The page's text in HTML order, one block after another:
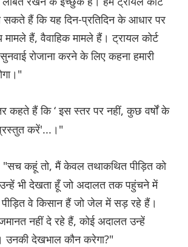
सकते हैं कि यह दिन-प्रतिदिन के आधार पर
हैं, वैवाहिक मामले हैं। ट्रायल कोर्ट
रोजाना करने के लिए कहना हमारी
कहते हैं कि ‘ इस स्तर पर नहीं, कुछ वर्षों के
करें'...।"
"सच कहूं तो, मैं केवल तथाकथित पीड़ित को
भी देखता हूँ जो अदालत तक पहुंचने में
वे किसान हैं जो जेल में सड़ रहे हैं।
नहीं दे रहे हैं, कोई अदालत उन्हें
उनकी देखभाल कौन करेगा?"